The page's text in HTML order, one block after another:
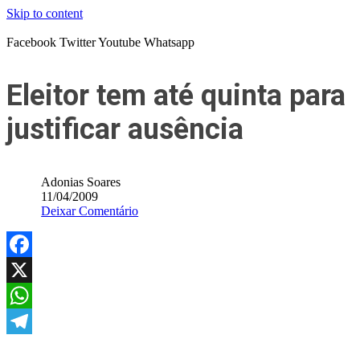
Skip to content
Facebook TwitterYoutube Whatsapp
Eleitor tem até quinta para
justificar ausência
Adonias Soares
11/04/2009
Deixar Comentário
Facebook
X
WhatsApp